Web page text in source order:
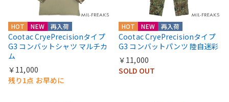
HOT NEW 再入荷
Cootac CryePrecisionタイプ
G3 コンバットシャツ マルチカ
ム
￥11,000
残り1点 お早めに
HOT NEW 再入荷
Cootac CryePrecisionタイプ
G3 コンバットパンツ 陸自迷彩
￥11,000
SOLD OUT